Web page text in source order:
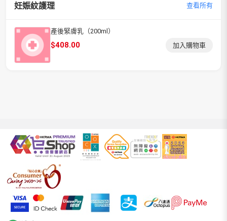
妊娠紋護理 查看所有
產後緊膚乳（200ml）
$408.00 加入購物車